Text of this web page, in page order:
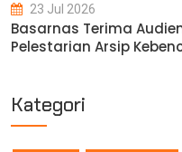
23 Jul 2026
Basarnas Terima
Pelestarian Arsip
Kategori